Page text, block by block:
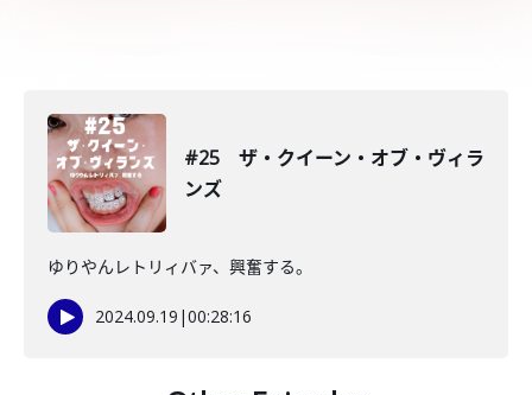
#25 ザ・クイーン・オブ・ヴィラ
ンズ
ゆりやんレトリィバァ、興奮する。
2024.09.19 |00:28:16